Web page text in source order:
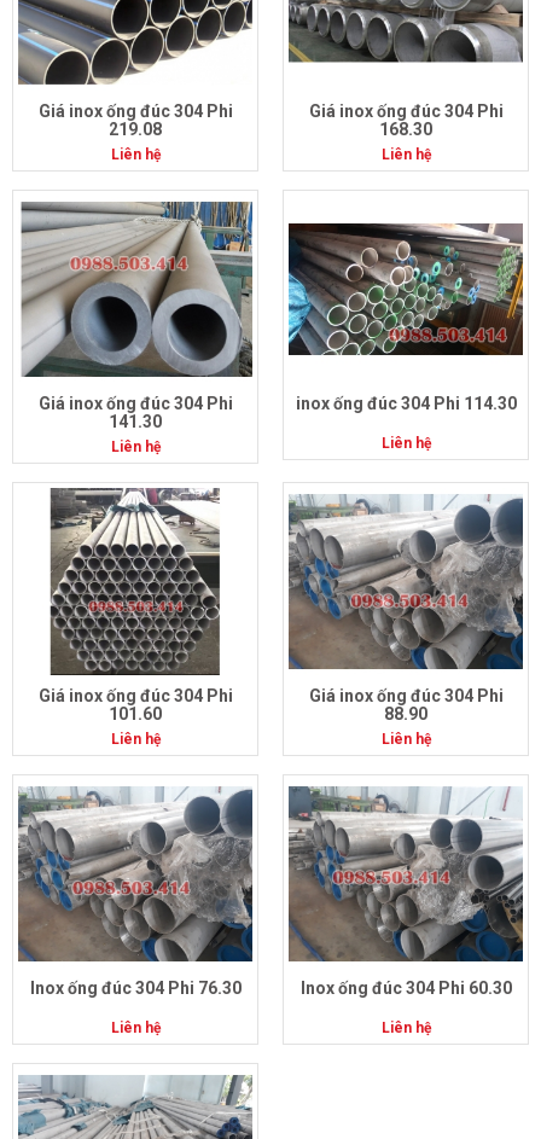
Giá inox ống đúc 304 Phi
219.08
Liên hệ
Giá inox ống đúc 304 Phi
168.30
Liên hệ
Giá inox ống đúc 304 Phi
141.30
Liên hệ
inox ống đúc 304 Phi 114.30
Liên hệ
Giá inox ống đúc 304 Phi
101.60
Liên hệ
Giá inox ống đúc 304 Phi
88.90
Liên hệ
Inox ống đúc 304 Phi 76.30
Liên hệ
Inox ống đúc 304 Phi 60.30
Liên hệ